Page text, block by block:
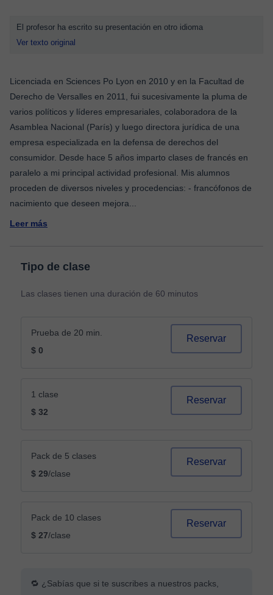
El profesor ha escrito su presentación en otro idioma
Ver texto original
Licenciada en Sciences Po Lyon en 2010 y en la Facultad de
Derecho de Versalles en 2011, fui sucesivamente la pluma de
varios políticos y líderes empresariales, colaboradora de la
Asamblea Nacional (París) y luego directora jurídica de una
empresa especializada en la defensa de derechos del
consumidor. Desde hace 5 años imparto clases de francés en
paralelo a mi principal actividad profesional. Mis alumnos
proceden de diversos niveles y procedencias: - francófonos de
nacimiento que deseen mejora
Leer más
Tipo de clase
Las clases tienen una duración de 60 minutos
Prueba de 20 min.
$ 0
Reservar
1 clase
$ 32
Reservar
Pack de 5 clases
$ 29/clase
Reservar
Pack de 10 clases
$ 27/clase
Reservar
🔁 ¿Sabías que si te suscribes a nuestros packs,